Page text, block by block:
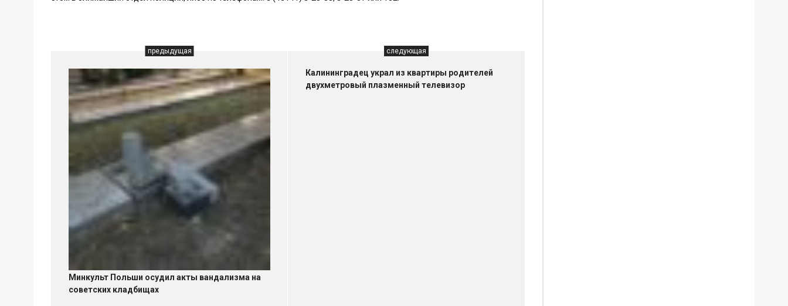
предыдущая
Минкульт Польши осудил акты вандализма на
советских кладбищах
следующая
Калининградец украл из квартиры родителей
двухметровый плазменный телевизор